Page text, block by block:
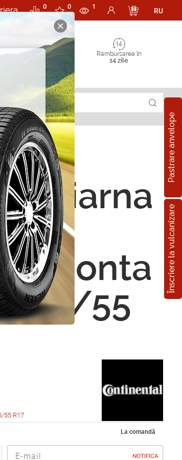
0 0 1
RU
Rambursarea în
14 zile
Pastrare anvelope
Înscriere la vulcanizare
103V
de iarna
235/55
55 R17
La comandă
NOTIFICA